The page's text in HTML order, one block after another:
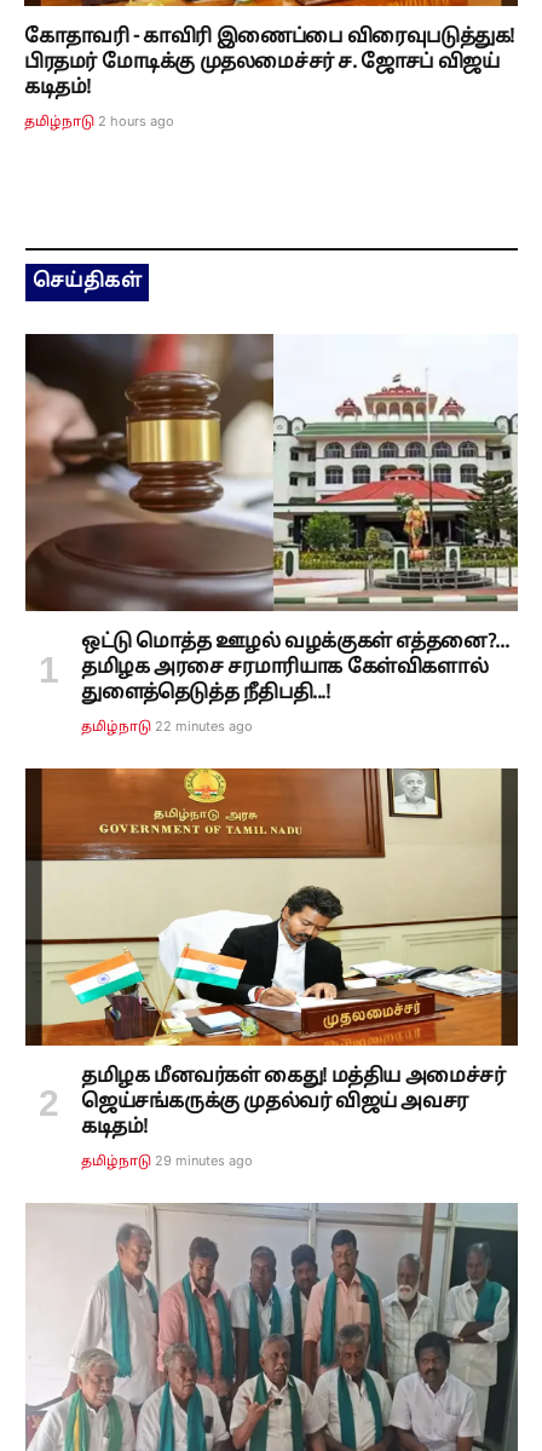
கோதாவரி - காவிரி இணைப்பை விரைவுபடுத்துக!
பிரதமர் மோடிக்கு முதலமைச்சர் ச. ஜோசப் விஜய்
கடிதம்!
தமிழ்நாடு 2 hours ago
செய்திகள்
ஒட்டு மொத்த ஊழல் வழக்குகள் எத்தனை?...
தமிழக அரசை சரமாரியாக கேள்விகளால்
துளைத்தெடுத்த நீதிபதி...!
தமிழ்நாடு 22 minutes ago
தமிழக மீனவர்கள் கைது! மத்திய அமைச்சர்
ஜெய்சங்கருக்கு முதல்வர் விஜய் அவசர
கடிதம்!
தமிழ்நாடு 29 minutes ago